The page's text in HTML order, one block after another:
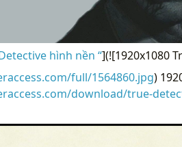
hình nền “](![1920x1080
full/1564860.jpg)
download/true-